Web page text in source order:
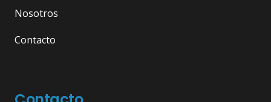
Nosotros
Contacto